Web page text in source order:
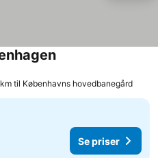
til Københavns hovedbanegård
Se priser